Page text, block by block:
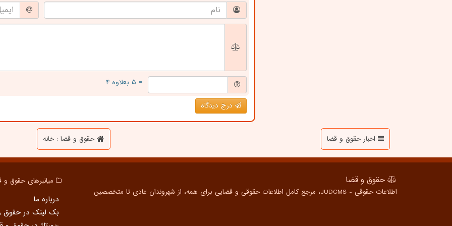
= ۵ بعلاوه ۴
درج دیدگاه
اخبار حقوق و قضا حقوق و قضا : خانه
حقوق و قضا
اطلاعات حقوقی - JUDCMS، مرجع کامل اطلاعات حقوقی و قضایی برای همه، از شهروندان عادی تا متخصصین
میانبرهای حقوق و
درباره ما
بک لینک در حقوق